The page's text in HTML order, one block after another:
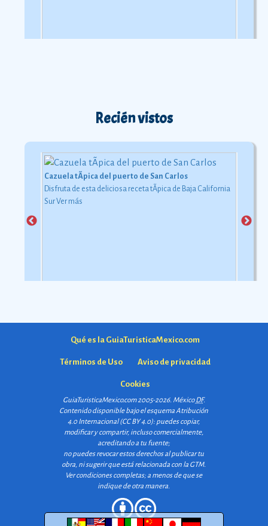
Recién vistos
Cazuela tÃ­pica del puerto de San Carlos
Disfruta de esta deliciosa receta tÃ­pica de Baja California
SurVer más
Qué es la GuiaTuristicaMexico.com
Términos de Uso Aviso de privacidad
Cookies
GuiaTuristicaMexico.com 2005-2026. MéxicoDF.
Contenido disponible bajo el esquemaAtribución
4.0 Internacional (CC BY 4.0): puedes copiar,
modificar y compartir, incluso comercialmente,
acreditando a tu fuente;
no puedes revocar estos derechos al publicar tu
obra, ni sugerir que está relacionada con la GTM.
Ver condiciones completas; a menos de que se
indique de otra manera.